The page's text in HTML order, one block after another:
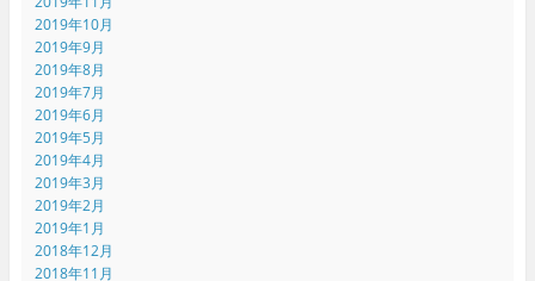
2019年10月
2019年9月
2019年8月
2019年7月
2019年6月
2019年5月
2019年4月
2019年3月
2019年2月
2019年1月
2018年12月
2018年11月